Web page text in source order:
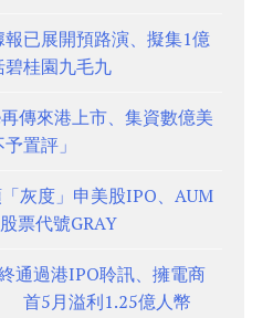
報已展開預路演、擬集1億
桂園九毛九
傳來港上市、集資數億美
置評」
灰度」申美股IPO、AUM
票代號GRAY
通過港IPO聆訊、擁電商
首5月溢利1.25億人幣